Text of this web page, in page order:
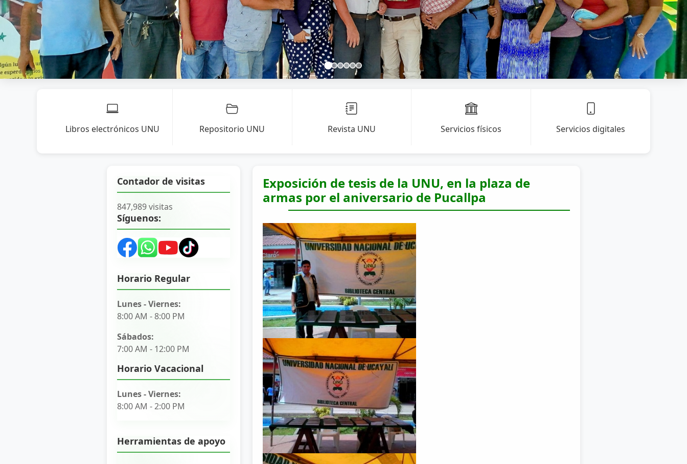
Libros electrónicos UNU Repositorio UNU Revista UNU Servicios físicos Servicios digitales
Contador de visitas
847,989 visitas
Síguenos:
Horario Regular
Lunes - Viernes:
8:00 AM - 8:00 PM
Sábados:
7:00 AM - 12:00 PM
Horario Vacacional
Lunes - Viernes:
8:00 AM - 2:00 PM
Herramientas de apoyo
Exposición de tesis de la UNU, en la plaza de
armas por el aniversario de Pucallpa